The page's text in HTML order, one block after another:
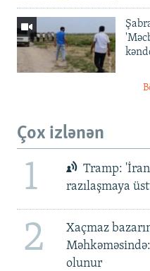
Çox izlənən
1
Tramp:
razılaşmaya
2
Xaçmaz
olunur